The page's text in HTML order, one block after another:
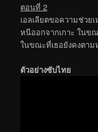
ตอนที่ 2
เอลเลียตขอความช่วย
หนีออกจากเกาะ ในข
ในขณะที่เธอยังคงตาม
ตัวอย่างซับไทย